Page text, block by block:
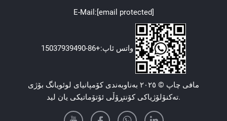
E-Mail:[email protected]
واتس ئاپ:+86-15037939490
مافی چاپ © ٢٠٢٥ بەناوبەندی کۆمپانیای لوئویانگ بۆژی
تەکنۆلۆژیاکی کۆنتڕۆڵی ئۆتۆماتیکی یان لید.